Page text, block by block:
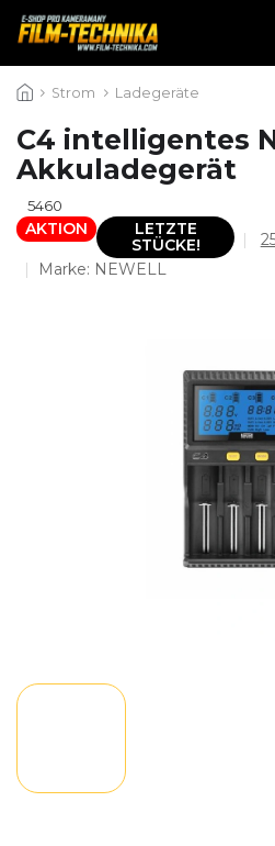
Inhalt Strom Ladegeräte
C4 intelligentes
Akkuladegerät
5460
AKTION
LETZTE
STÜCKE!
Marke: NEWELL